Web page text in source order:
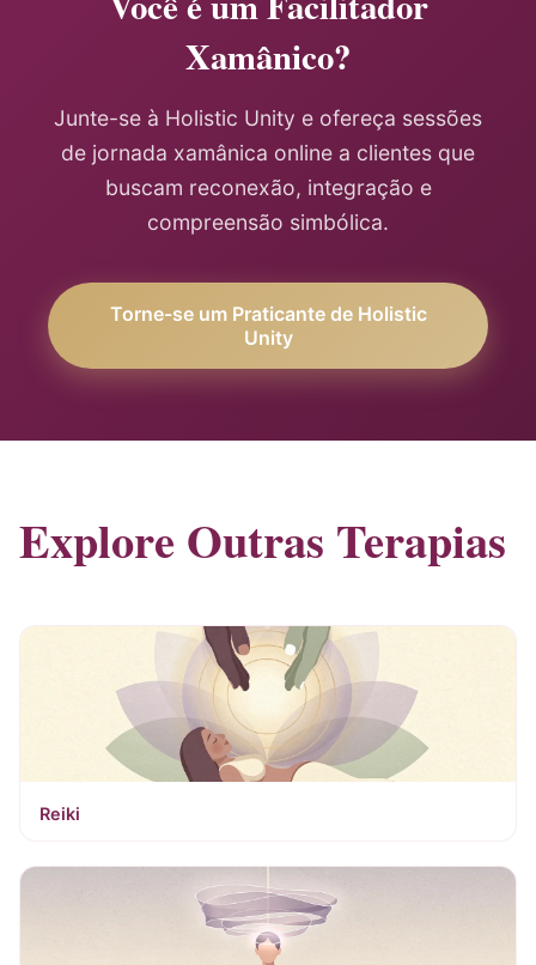
Xamânico?
Junte-se à Holistic Unity e ofereça sessões
de jornada xamânica online a clientes que
buscam reconexão, integração e
compreensão simbólica.
Torne-se um Praticante de Holistic
Unity
Explore Outras Terapias
Reiki